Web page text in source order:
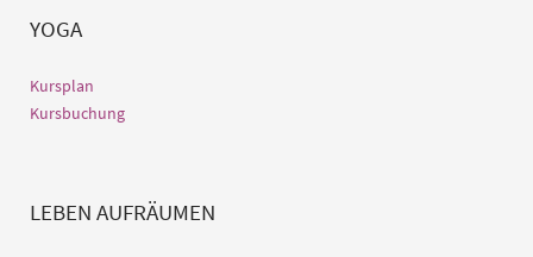
YOGA
Kursplan
Kursbuchung
LEBEN AUFRÄUMEN